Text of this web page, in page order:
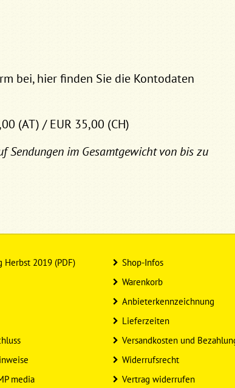
bei, hier finden Sie die Kontodaten
(AT) / EUR 35,00 (CH)
Sendungen im Gesamtgewicht von bis zu
Herbst 2019 (PDF)
media
Shop-Infos
Warenkorb
Anbieterkennzeichnung
Lieferzeiten
Versandkosten und
Widerrufsrecht
Vertrag widerrufen